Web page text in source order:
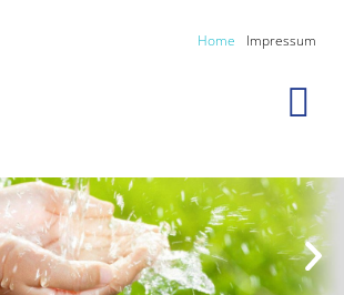
Home Impressum